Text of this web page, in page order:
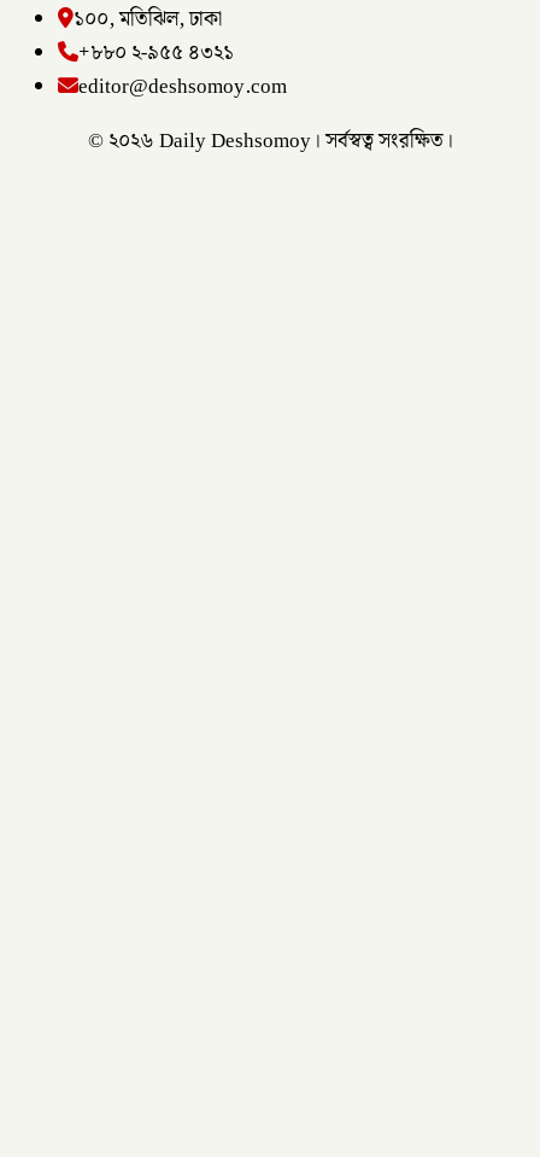
১০০, মতিঝিল, ঢাকা
+৮৮০ ২-৯৫৫ ৪৩২১
editor@deshsomoy.com
© ২০২৬ Daily Deshsomoy। সর্বস্বত্ব সংরক্ষিত।